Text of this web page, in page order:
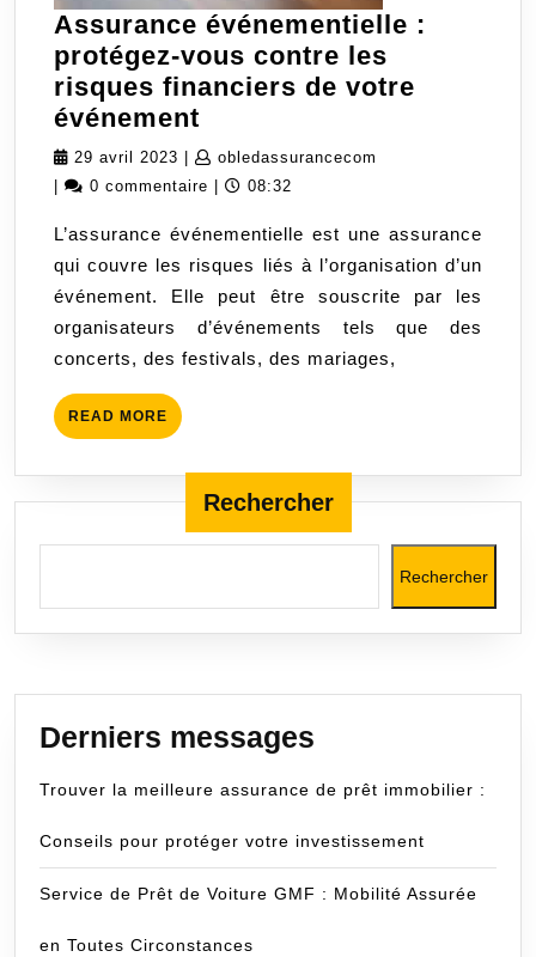
Assurance événementielle :
protégez-vous contre les
risques financiers de votre
événement
événementielle
:
vous
contre
les
risques
financiers
29 avril 2023 29
avril
obledassurancecom
0 commentaire 08:32
L’assurance événementielle est une assurance
qui couvre les risques liés à l’organisation d’un
événement. Elle peut être souscrite par les
organisateurs d’événements tels que des
concerts, des festivals, des mariages,
READ MORE READ
MORE
Rechercher
Rechercher
Derniers messages
Trouver la meilleure assurance de prêt immobilier :
Conseils pour protéger votre investissement
Service de Prêt de Voiture GMF : Mobilité Assurée
en Toutes Circonstances